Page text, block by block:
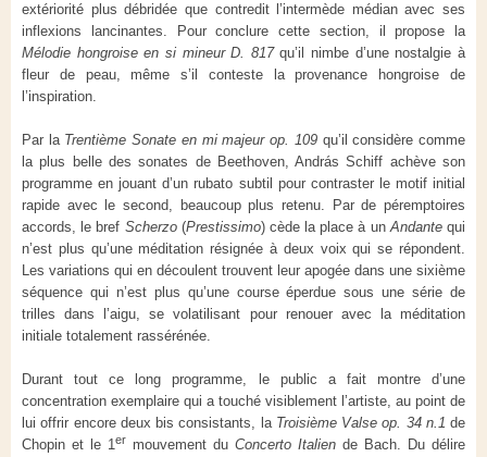
extériorité plus débridée que contredit l’intermède médian avec ses
inflexions lancinantes. Pour conclure cette section, il propose la
Mélodie hongroise en si mineur D. 817qu’il nimbe d’une nostalgie à
fleur de peau, même s’il conteste la provenance hongroise de
l’inspiration.
Par la Trentième Sonate en mi majeur op. 109qu’il considère comme
la plus belle des sonates de Beethoven, András Schiff achève son
programme en jouant d’un rubato subtil pour contraster le motif initial
rapide avec le second, beaucoup plus retenu. Par de péremptoires
accords, le bref Scherzo(Prestissimo) cède la place à unAndantequi
n’est plus qu’une méditation résignée à deux voix qui se répondent.
Les variations qui en découlent trouvent leur apogée dans une sixième
séquence qui n’est plus qu’une course éperdue sous une série de
trilles dans l’aigu, se volatilisant pour renouer avec la méditation
initiale totalement rassérénée.
Durant tout ce long programme, le public a fait montre d’une
concentration exemplaire qui a touché visiblement l’artiste, au point de
lui offrir encore deux bis consistants, la Troisième Valse op. 34 n.1 de
Chopin et le 1er mouvement du Concerto Italien de Bach. Du délire